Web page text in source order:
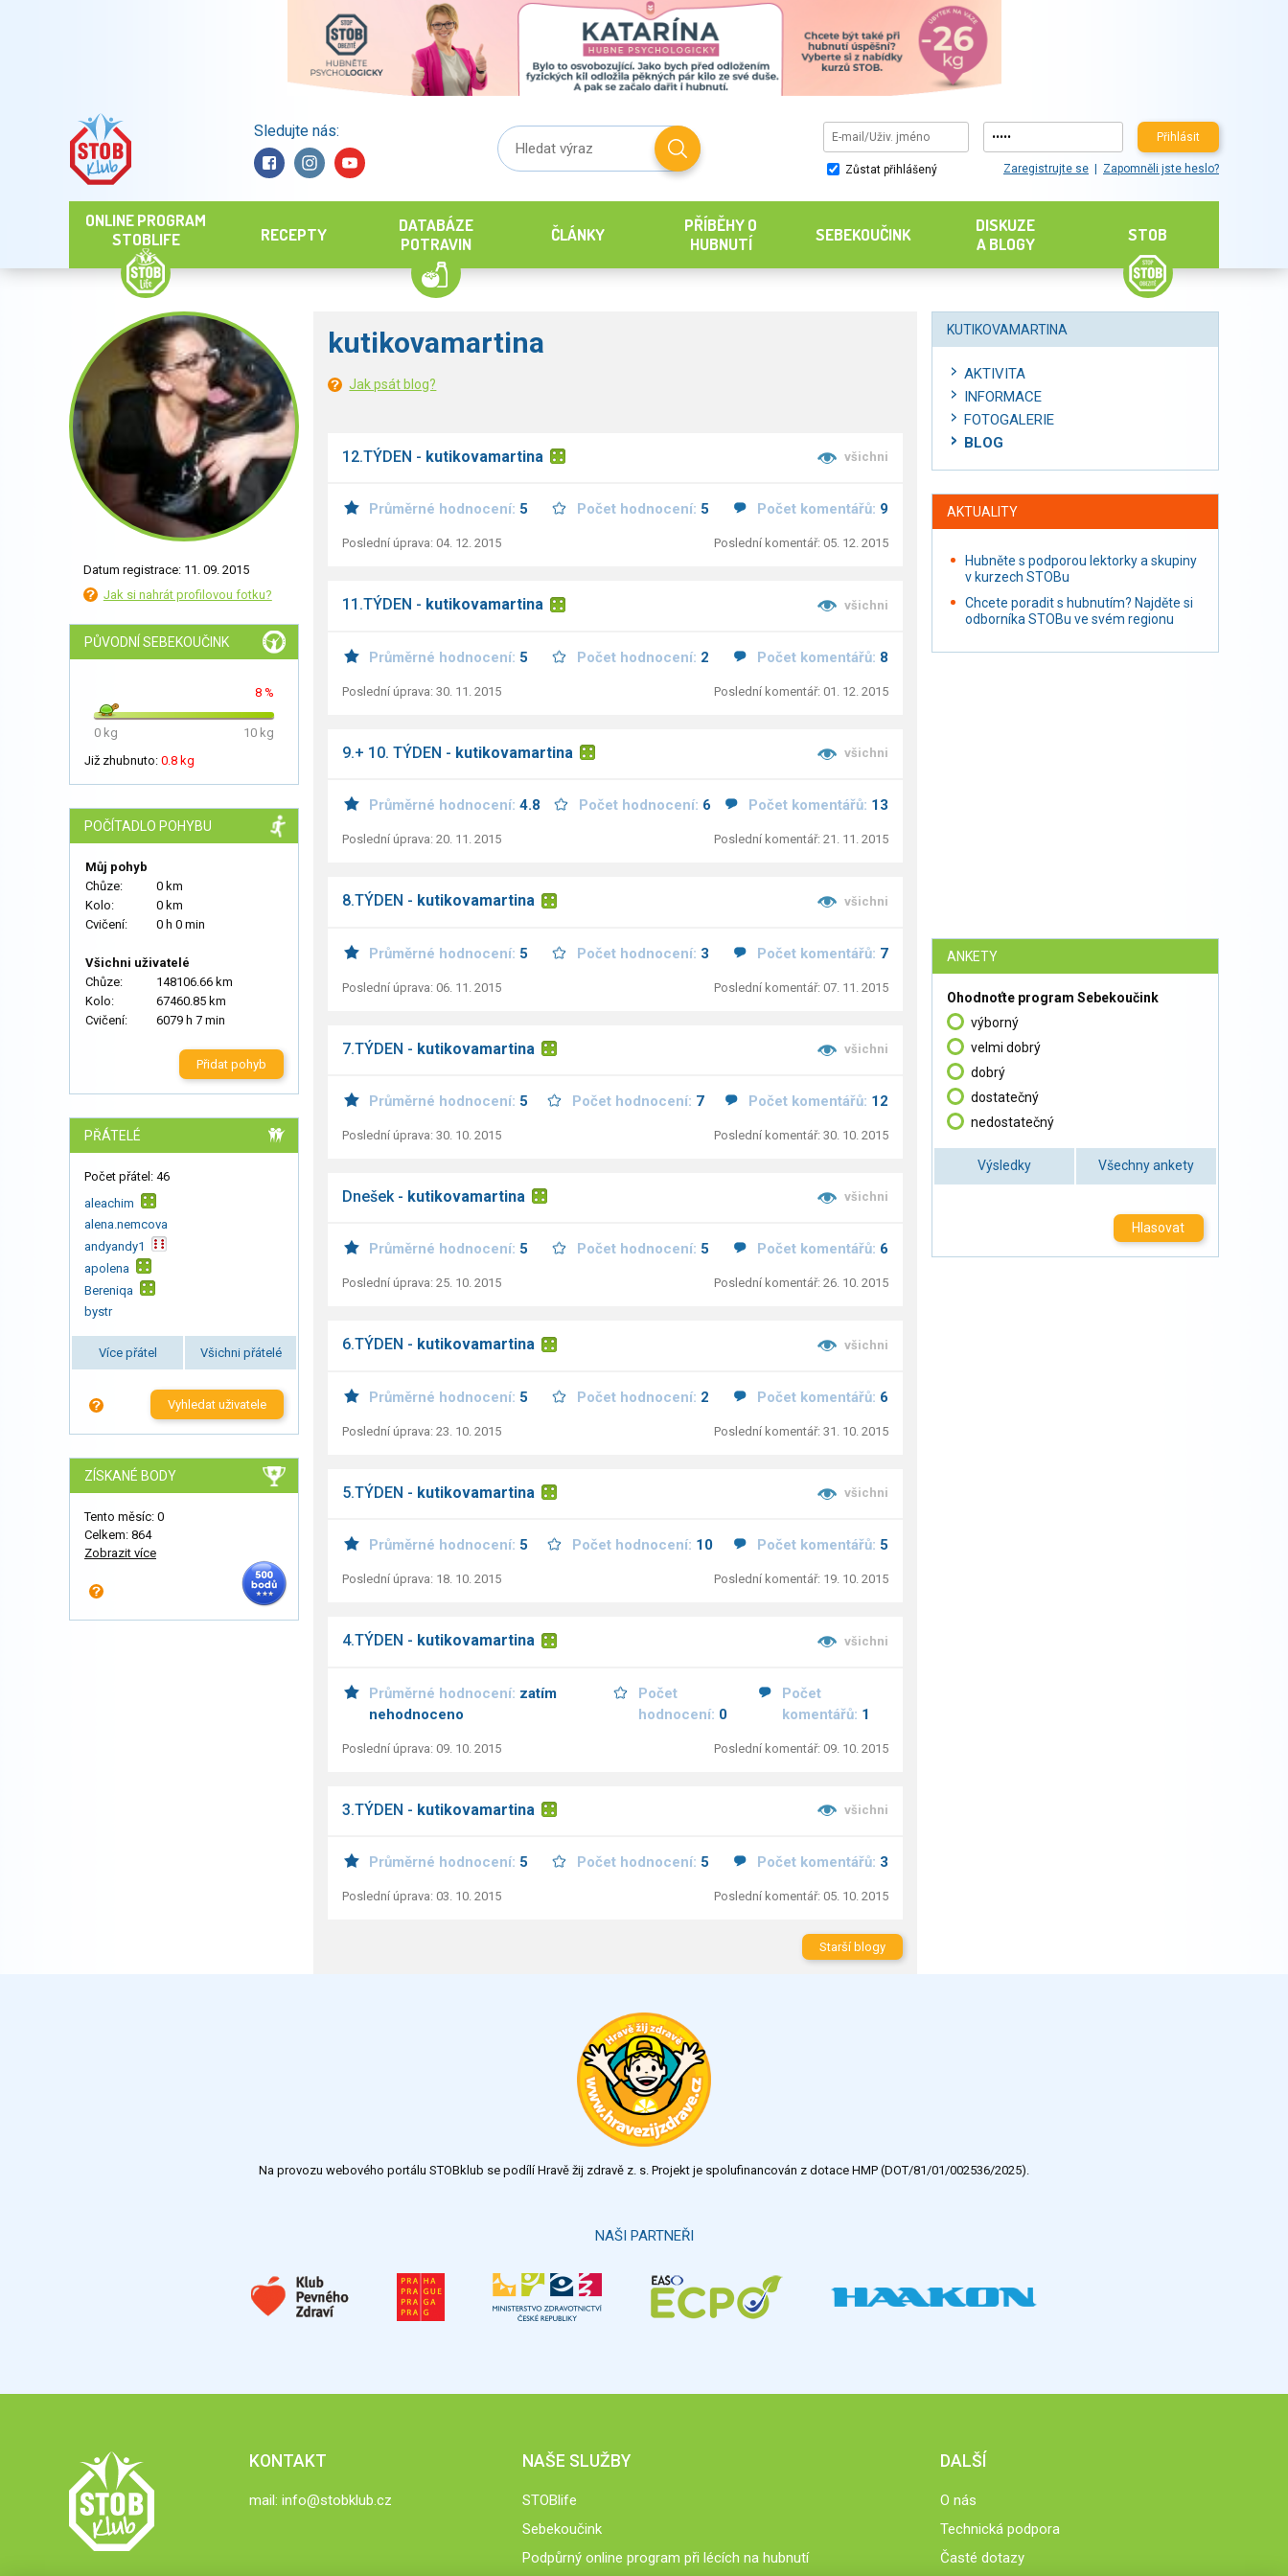
Sledujte nás: Přihlásit
Zůstat přihlášený Zaregistrujte se Zapomněli jste heslo?
ONLINE PROGRAM
STOBLIFE
RECEPTY
DATABÁZE
POTRAVIN
ČLÁNKY
PŘÍBĚHY O
HUBNUTÍ
SEBEKOUČINK
DISKUZE
A BLOGY
STOB
Datum registrace: 11. 09. 2015
Jak si nahrát profilovou fotku?
PŮVODNÍ SEBEKOUČINK
8 %
0 kg
10 kg
Již zhubnuto: 0.8 kg
POČÍTADLO POHYBU
Můj pohyb
Chůze:
0 km
Kolo:
0 km
Cvičení:
0 h 0 min
Všichni uživatelé
Chůze:
148106.66 km
Kolo:
67460.85 km
Cvičení:
6079 h 7 min
Přidat pohyb
PŘÁTELÉ
Počet přátel: 46
aleachim
alena.nemcova
andyandy1
apolena
Bereniqa
bystr
Více přátel Všichni přátelé
Vyhledat uživatele
ZÍSKANÉ BODY
Tento měsíc: 0
Celkem: 864
Zobrazit více
kutikovamartina
Jak psát blog?
12.TÝDEN - kutikovamartina všichni
Průměrné hodnocení: 5 Počet hodnocení: 5 Počet komentářů: 9
Poslední úprava: 04. 12. 2015 Poslední komentář: 05. 12. 2015
11.TÝDEN - kutikovamartina všichni
Průměrné hodnocení: 5 Počet hodnocení: 2 Počet komentářů: 8
Poslední úprava: 30. 11. 2015 Poslední komentář: 01. 12. 2015
9.+ 10. TÝDEN - kutikovamartina všichni
Průměrné hodnocení: 4.8 Počet hodnocení: 6 Počet komentářů: 13
Poslední úprava: 20. 11. 2015 Poslední komentář: 21. 11. 2015
8.TÝDEN - kutikovamartina všichni
Průměrné hodnocení: 5 Počet hodnocení: 3 Počet komentářů: 7
Poslední úprava: 06. 11. 2015 Poslední komentář: 07. 11. 2015
7.TÝDEN - kutikovamartina všichni
Průměrné hodnocení: 5 Počet hodnocení: 7 Počet komentářů: 12
Poslední úprava: 30. 10. 2015 Poslední komentář: 30. 10. 2015
Dnešek - kutikovamartina všichni
Průměrné hodnocení: 5 Počet hodnocení: 5 Počet komentářů: 6
Poslední úprava: 25. 10. 2015 Poslední komentář: 26. 10. 2015
6.TÝDEN - kutikovamartina všichni
Průměrné hodnocení: 5 Počet hodnocení: 2 Počet komentářů: 6
Poslední úprava: 23. 10. 2015 Poslední komentář: 31. 10. 2015
5.TÝDEN - kutikovamartina všichni
Průměrné hodnocení: 5 Počet hodnocení: 10 Počet komentářů: 5
Poslední úprava: 18. 10. 2015 Poslední komentář: 19. 10. 2015
4.TÝDEN - kutikovamartina všichni
Průměrné hodnocení: zatím
nehodnoceno
Počet
hodnocení: 0
Počet
komentářů: 1
Poslední úprava: 09. 10. 2015 Poslední komentář: 09. 10. 2015
3.TÝDEN - kutikovamartina všichni
Průměrné hodnocení: 5 Počet hodnocení: 5 Počet komentářů: 3
Poslední úprava: 03. 10. 2015 Poslední komentář: 05. 10. 2015
Starší blogy
KUTIKOVAMARTINA
AKTIVITA
INFORMACE
FOTOGALERIE
BLOG
AKTUALITY
Hubněte s podporou lektorky a skupiny
v kurzech STOBu
Chcete poradit s hubnutím? Najděte si
odborníka STOBu ve svém regionu
ANKETY
Ohodnoťte program Sebekoučink
výborný
velmi dobrý
dobrý
dostatečný
nedostatečný
Výsledky Všechny ankety
Hlasovat
Na provozu webového portálu STOBklub se podílí Hravě žij zdravě z. s. Projekt je spolufinancován z dotace HMP (DOT/81/01/002536/2025).
NAŠI PARTNEŘI
KONTAKT
mail: info@stobklub.cz
NAŠE SLUŽBY
STOBlife
Sebekoučink
Podpůrný online program při lécích na hubnutí
DALŠÍ
O nás
Technická podpora
Časté dotazy